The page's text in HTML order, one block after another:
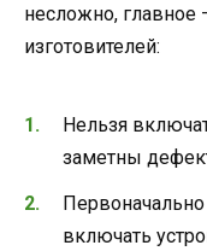
несложно,
изготовителей:
Нельзя
заметны
включать